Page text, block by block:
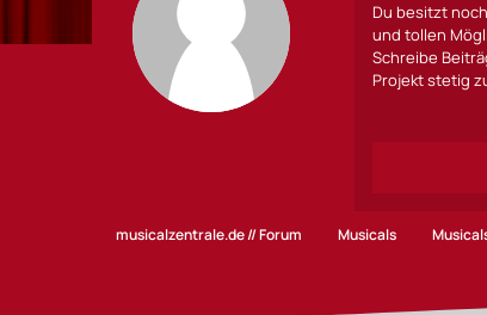
Du besitzt
und tollen
Schreibe
Projekt stetig
musicalzentrale.de // Forum Musicals